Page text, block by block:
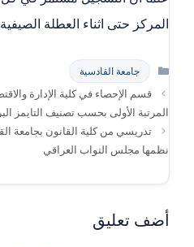
المركز حتى اثناء العطلة
التصنيفات
جامعة القادسية
قسم الإحصاء في كلية الإدارة
المرتبة الأولى بحسب تصنيف التايمز
تدريسي من كلية القانون بجامعة
نظمها مجلس النواب العراقي
أضف تعليق